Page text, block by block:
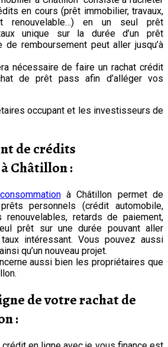
en cours (prêt immobilier, travaux,
renouvelable…) en un seul prêt
unique sur la durée d’un prêt
de remboursement peut aller jusqu’à
nécessaire de faire un rachat crédit
de prêt pass afin d’alléger vos
occupant et les investisseurs de
de crédits
Châtillon :
à Châtillon permet de
personnels (crédit automobile,
renouvelables, retards de paiement,
prêt sur une durée pouvant aller
intéressant. Vous pouvez aussi
qu’un nouveau projet.
aussi bien les propriétaires que
de votre rachat de
: